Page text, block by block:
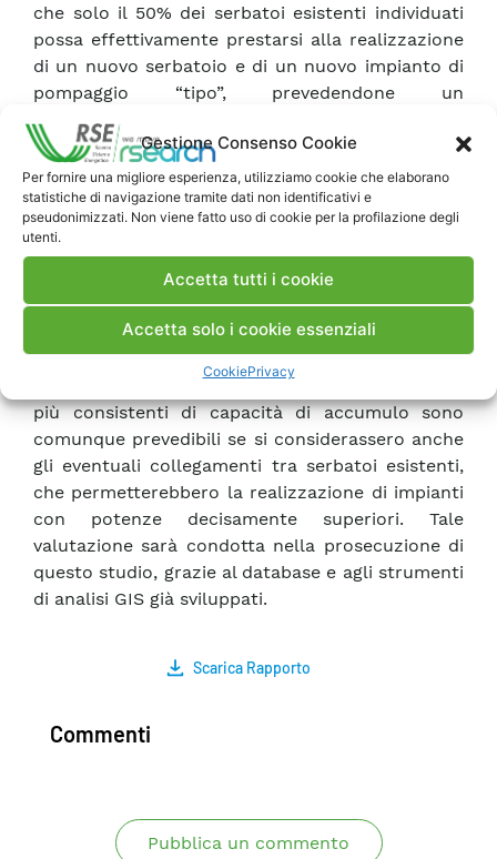
Gestione Consenso Cookie
Per fornire una migliore esperienza, utilizziamo cookie che elaborano
statistiche di navigazione tramite dati non identificativi e
pseudonimizzati. Non viene fatto uso di cookie per la profilazione degli
utenti.
Accetta tutti i cookie
Accetta solo i cookie essenziali
CookiePrivacy
che solo il 50% dei serbatoi esistenti individuati
possa effettivamente prestarsi alla realizzazione
di un nuovo serbatoio e di un nuovo impianto di
pompaggio “tipo”, prevedendone un
funzionamento limitato a sole 5 ore notturne, si
otterrebbe una capacità complessiva di
accumulo pari 4,8 TWh. Considerando che
l’energia eolica e solare del 2009 immessa in rete
è stata pari a 7,2 TWh, queste nuove realizzazioni
sarebbero in grado di accumulare il 66% di tale
produzione. Se a questa stima si aggiungesse
quella relativa agli impianti di pompaggio marino
lungo le coste italiane, si coprirebbe largamente
l’intera quota annuale di produzione di energia
rinnovabile da fonte eolica e solare. Quote ben
più consistenti di capacità di accumulo sono
comunque prevedibili se si considerassero anche
gli eventuali collegamenti tra serbatoi esistenti,
che permetterebbero la realizzazione di impianti
con potenze decisamente superiori. Tale
valutazione sarà condotta nella prosecuzione di
questo studio, grazie al database e agli strumenti
di analisi GIS già sviluppati.
Scarica Rapporto
Commenti
Pubblica un commento